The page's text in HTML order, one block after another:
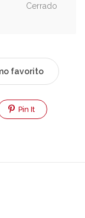
Cerrado
favorito
Pin It